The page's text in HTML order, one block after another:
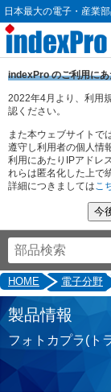
日本最大の電子・産業
indexPro のご利用にあ
2022年4月より、利用
認ください。
また本ウェブサイトで
遵守し利用者の個人情
利用にあたりIPアドレ
れらは匿名化した上で
詳細につきましてはこ
HOME 電子分野
製品情報
フォトカプラ(ト